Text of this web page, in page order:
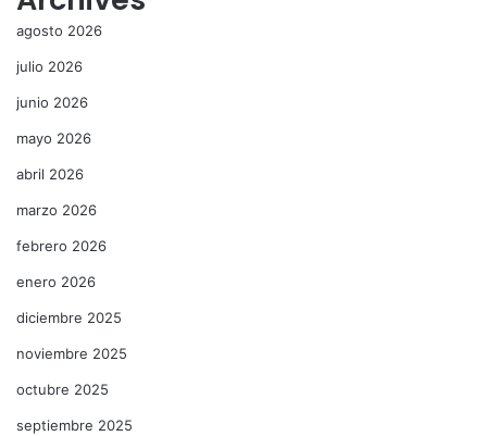
agosto 2026
julio 2026
junio 2026
mayo 2026
abril 2026
marzo 2026
febrero 2026
enero 2026
diciembre 2025
noviembre 2025
octubre 2025
septiembre 2025